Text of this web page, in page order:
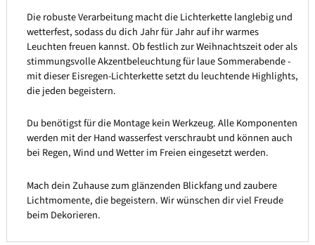
Die robuste Verarbeitung macht die Lichterkette langlebig und
wetterfest, sodass du dich Jahr für Jahr auf ihr warmes
Leuchten freuen kannst. Ob festlich zur Weihnachtszeit oder als
stimmungsvolle Akzentbeleuchtung für laue Sommerabende -
mit dieser Eisregen-Lichterkette setzt du leuchtende Highlights,
die jeden begeistern.
Du benötigst für die Montage kein Werkzeug. Alle Komponenten
werden mit der Hand wasserfest verschraubt und können auch
bei Regen, Wind und Wetter im Freien eingesetzt werden.
Mach dein Zuhause zum glänzenden Blickfang und zaubere
Lichtmomente, die begeistern. Wir wünschen dir viel Freude
beim Dekorieren.